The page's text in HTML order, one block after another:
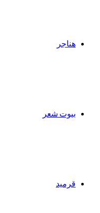
هناجر
بيوت شعر
قرميد